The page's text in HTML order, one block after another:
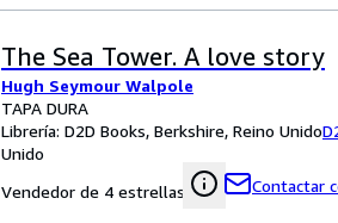
The Sea Tower. A love story
Hugh Seymour Walpole
TAPA DURA
Librería: D2D Books, Berkshire, Reino Unido
Unido
Vendedor de 4 estrellas
Contactar